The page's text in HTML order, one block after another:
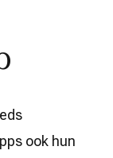
ook hun